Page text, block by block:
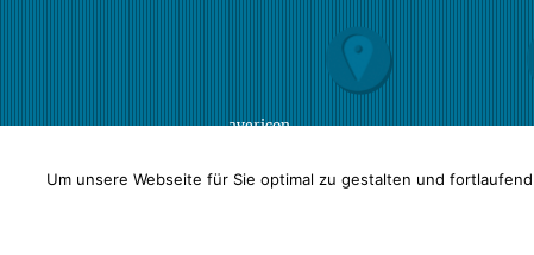
avericon
Öffnungszeiten: Mo-Do 9-16 Uhr
Um unsere Webseite für Sie optimal zu gestalten und